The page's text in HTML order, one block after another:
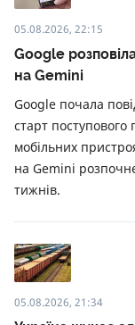
05.08.2026, 22:15
Google
на Gemini
Google почала
старт
мобільних
на Gemini
тижнів.
05.08.2026, 21:34